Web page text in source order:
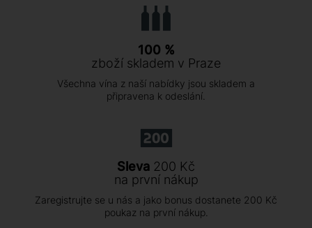
100 %
zboží skladem v Praze
Všechna vína z naší nabídky jsou skladem a
připravena k odeslání.
Sleva 200 Kč
na první nákup
Zaregistrujte se u nás a jako bonus dostanete 200 Kč
poukaz na první nákup.